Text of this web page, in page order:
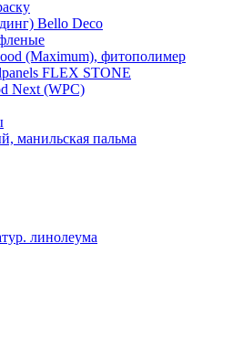
Bello Deco
(Maximum), фитополимер
FLEX STONE
Next (WPC)
манильская пальма
линолеума